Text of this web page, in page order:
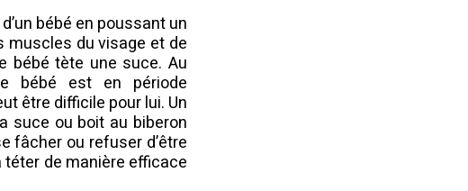
bébé en poussant un
muscles du visage et de
bébé tète une suce. Au
bébé est en période
être difficile pour lui. Un
suce ou boit au biberon
fâcher ou refuser d’être
téter de manière efficace